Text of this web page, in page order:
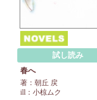
試し読み
春へ
著：朝丘 戻
ill：小椋ムク